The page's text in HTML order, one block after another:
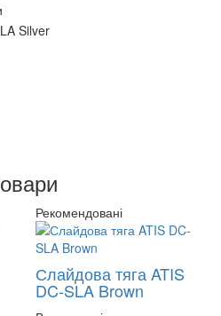
Рекомендовані
Слайдова тяга ATIS
DC-SLA Brown